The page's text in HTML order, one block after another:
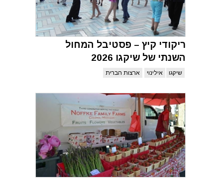
ריקודי קיץ – פסטיבל המחול
השנתי של שיקגו 2026
שיקגו אילינוי ארצות הברית